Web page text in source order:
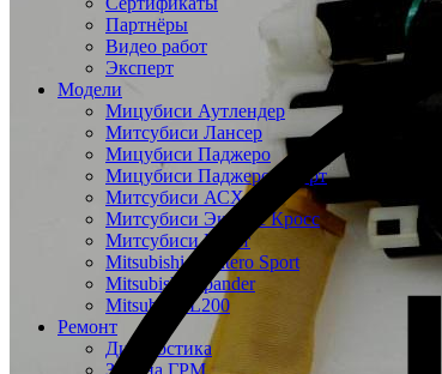
Партнёры
Видео работ
Эксперт
Модели
Мицубиси Аутлендер
Митсубиси Лансер
Мицубиси Паджеро
Мицубиси Паджеро Спорт
Митсубиси АСХ
Митсубиси Эклипс Кросс
Митсубиси Кольт
Mitsubishi Montero Sport
Mitsubishi Xpander
Mitsubishi L200
Ремонт
Диагностика
Замена ГРМ